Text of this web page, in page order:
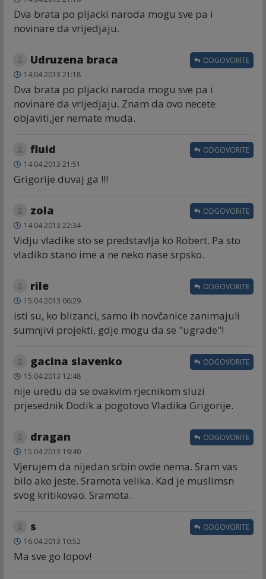
Dva brata po pljacki naroda mogu sve pa i
novinare da vrijedjaju.
Udruzena braca
14.04.2013 21:18
Dva brata po pljacki naroda mogu sve pa i
novinare da vrijedjaju. Znam da ovo necete
objaviti,jer nemate muda.
ODGOVORITE
fluid
14.04.2013 21:51
Grigorije duvaj ga !!!
ODGOVORITE
zola
14.04.2013 22:34
Vidju vladike sto se predstavlja ko Robert. Pa sto
vladiko stano ime a ne neko nase srpsko.
ODGOVORITE
rile
15.04.2013 06:29
isti su, ko blizanci, samo ih novčanice zanimaju!i
sumnjivi projekti, gdje mogu da se "ugrade"!
ODGOVORITE
gacina slavenko
15.04.2013 12:48
nije uredu da se ovakvim rjecnikom sluzi
prjesednik Dodik a pogotovo Vladika Grigorije.
ODGOVORITE
dragan
15.04.2013 19:40
Vjerujem da nijedan srbin ovde nema. Sram vas
bilo ako jeste. Sramota velika. Kad je muslimsn
svog kritikovao. Sramota.
ODGOVORITE
s
16.04.2013 10:52
Ma sve go lopov!
ODGOVORITE